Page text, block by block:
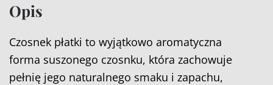
Opis
Czosnek płatki to wyjątkowo aromatyczna
forma suszonego czosnku, która zachowuje
pełnię jego naturalnego smaku i zapachu,